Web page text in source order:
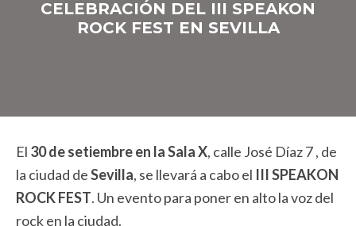
CELEBRACIÓN DEL III SPEAKON
ROCK FEST EN SEVILLA
El 30 de setiembre en la Sala X, calle José Díaz 7 , de
la ciudad deSevilla, se llevará a cabo el III SPEAKON
ROCK FEST. Un evento para poner en alto la voz del
rock en la ciudad.